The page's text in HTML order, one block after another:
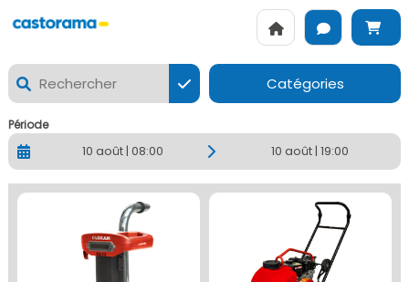
CASTORAMA NIORT - La location de matériels Loxam à
Catégories
Période
10 août | 08:00 10 août | 19:00